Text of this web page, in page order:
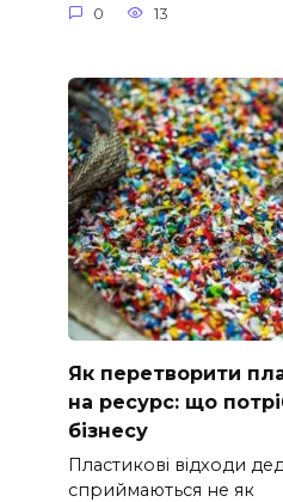
0 13
Як перетворити
на ресурс: що
бізнесу
Пластикові відходи
сприймаються не як